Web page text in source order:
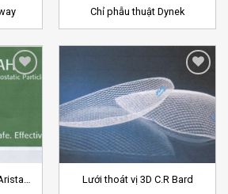
Chỉ phẫu thuật Dynek
Add to
Wishlist
Lưới thoát vị 3D C.R Bard